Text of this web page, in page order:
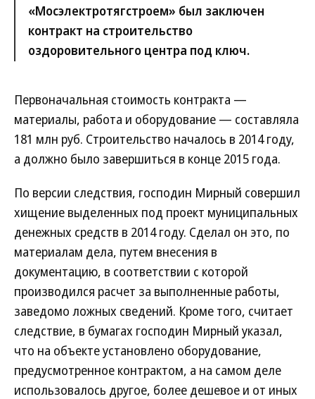
«Мосэлектротягстроем» был заключен
контракт на строительство
оздоровительного центра под ключ.
Первоначальная стоимость контракта —
материалы, работа и оборудование — составляла
181 млн руб. Строительство началось в 2014 году,
а должно было завершиться в конце 2015 года.
По версии следствия, господин Мирный совершил
хищение выделенных под проект муниципальных
денежных средств в 2014 году. Сделал он это, по
материалам дела, путем внесения в
документацию, в соответствии с которой
производился расчет за выполненные работы,
заведомо ложных сведений. Кроме того, считает
следствие, в бумагах господин Мирный указал,
что на объекте установлено оборудование,
предусмотренное контрактом, а на самом деле
использовалось другое, более дешевое и от иных